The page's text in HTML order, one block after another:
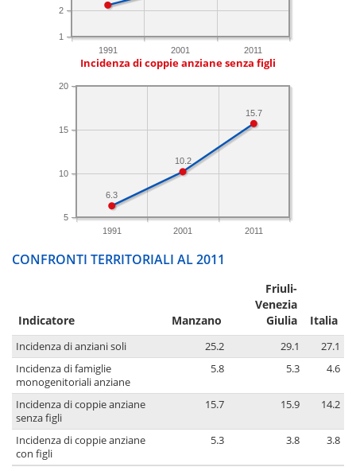
1991 2001 2011
1
2
Incidenza di coppie anziane senza figli
1991 2001 2011
5
10
15
20
15.7
10.2
6.3
CONFRONTI TERRITORIALI AL 2011
Indicatore Manzano
Friuli-
Venezia
Giulia
Italia
Incidenza di anziani soli 25.2 29.1
27.1
Incidenza di famiglie
monogenitoriali anziane
5.8 5.3 4.6
Incidenza di coppie anziane
senza figli
15.7 15.9 14.2
Incidenza di coppie anziane
con figli
5.3 3.8 3.8